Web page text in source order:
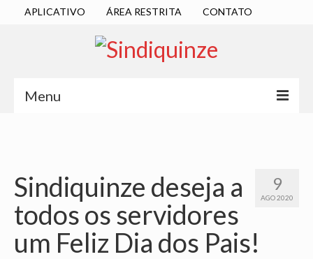
APLICATIVO ÁREA RESTRITA CONTATO
Menu
DIRETORIA EXECUTIVA
ESTATUTO
ATAS
9
AGO 2020
Sindiquinze deseja a
todos os servidores
um Feliz Dia dos Pais!